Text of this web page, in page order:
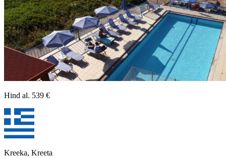
Hind al. 539 €
Kreeka, Kreeta